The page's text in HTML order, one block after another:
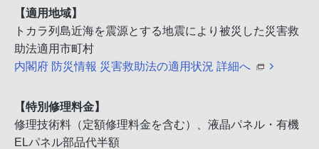
【適用地域】
トカラ列島近海を震源とする地震により被災した災害救
助法適用市町村
内閣府 防災情報 災害救助法の適用状況 詳細へ
【特別修理料金】
修理技術料（定額修理料金を含む）、液晶パネル・有機
ELパネル部品代半額